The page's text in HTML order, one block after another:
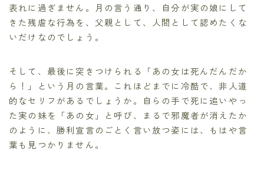
表れに過ぎません。月の言う通り、自分が実の娘にして
きた残虐な行為を、父親として、人間として認めたくな
いだけなのでしょう。
そして、最後に突きつけられる「あの女は死んだんだか
ら！」という月の言葉。これほどまでに冷酷で、非人道
的なセリフがあるでしょうか。自らの手で死に追いやっ
た実の妹を「あの女」と呼び、まるで邪魔者が消えたか
のように、勝利宣言のごとく言い放つ姿には、もはや言
葉も見つかりません。